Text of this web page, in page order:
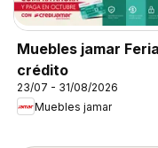
Muebles jamar
crédito
23/07 - 31/08/2026
Muebles jamar